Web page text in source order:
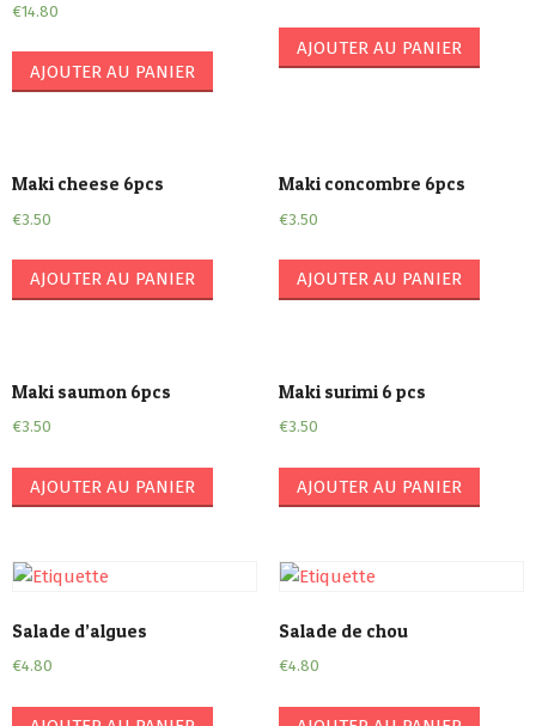
€14.80
AJOUTER AU PANIER
AJOUTER AU PANIER
Maki cheese 6pcs
€3.50
AJOUTER AU PANIER
Maki concombre 6pcs
€3.50
AJOUTER AU PANIER
Maki saumon 6pcs
€3.50
AJOUTER AU PANIER
Maki surimi 6 pcs
€3.50
AJOUTER AU PANIER
Salade d’algues
€4.80
Salade de chou
€4.80